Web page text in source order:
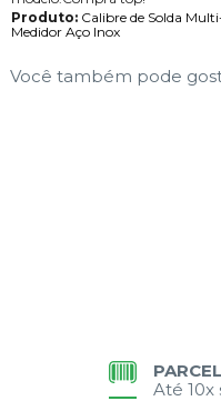
Produto:Calibre de Solda
Medidor Aço Inox
Você também pode
Até 10x